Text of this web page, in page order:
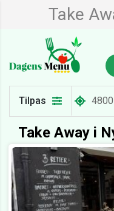
Take
Tilpas
Take Away i